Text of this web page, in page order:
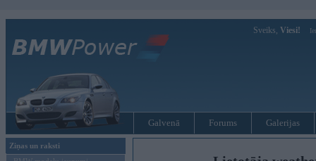
Sveiks, Viesi!
Galvenā Forums Galerijas
Ziņas un raksti